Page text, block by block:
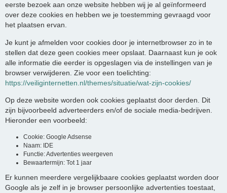
eerste bezoek aan onze website hebben wij je al geïnformeerd
over deze cookies en hebben we je toestemming gevraagd voor
het plaatsen ervan.
Je kunt je afmelden voor cookies door je internetbrowser zo in te
stellen dat deze geen cookies meer opslaat. Daarnaast kun je ook
alle informatie die eerder is opgeslagen via de instellingen van je
browser verwijderen. Zie voor een toelichting:
https://veiliginternetten.nl/themes/situatie/wat-zijn-cookies/
Op deze website worden ook cookies geplaatst door derden. Dit
zijn bijvoorbeeld adverteerders en/of de sociale media-bedrijven.
Hieronder een voorbeeld:
Cookie: Google Adsense
Naam: IDE
Functie: Advertenties weergeven
Bewaartermijn: Tot 1 jaar
Er kunnen meerdere vergelijkbaare cookies geplaatst worden door
Google als je zelf in je browser persoonlijke advertenties toestaat,